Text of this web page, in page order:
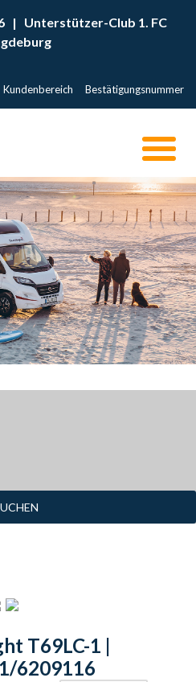
| Unterstützer-Club 1. FC
Kundenbereich Bestätigungsnummer
T69LC-1 |
6209116